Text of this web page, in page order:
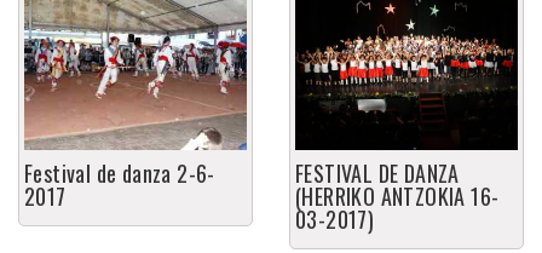
Festival de danza 2-6-
2017
FESTIVAL DE DANZA
(HERRIKO ANTZOKIA 16-
03-2017)